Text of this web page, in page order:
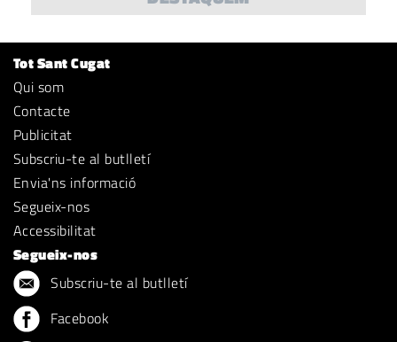
Tot Sant Cugat
Qui som
Contacte
Publicitat
Subscriu-te al butlletí
Envia'ns informació
Segueix-nos
Accessibilitat
Segueix-nos
Subscriu-te al butlletí
Facebook